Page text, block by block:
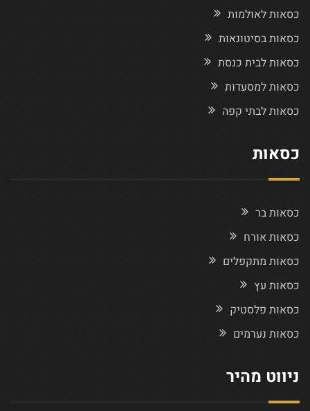
כסאות לאולמות
כסאות בסיטונאות
כסאות לבית כנסת
כסאות למסעדות
כסאות לבתי קפה
כסאות
כסאות בר
כסאות אורח
כסאות מתקפלים
כסאות עץ
כסאות פלסטיק
כסאות נערמים
ניווט מהיר